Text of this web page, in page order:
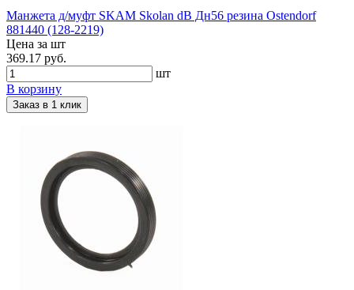
Манжета д/муфт SKAM Skolan dB Дн56 резина Ostendorf
881440 (128-2219)
Цена за шт
369.17 руб.
шт
В корзину
Заказ в 1 клик